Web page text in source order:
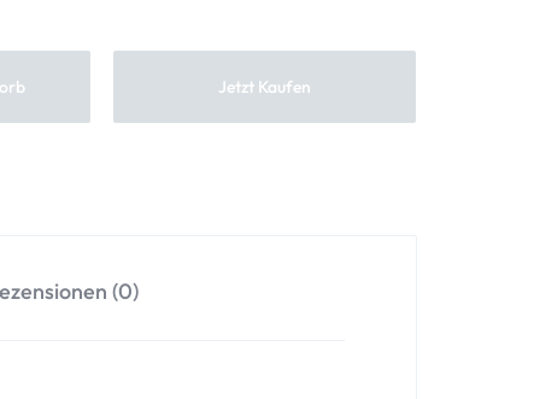
Jetzt Kaufen
(0)